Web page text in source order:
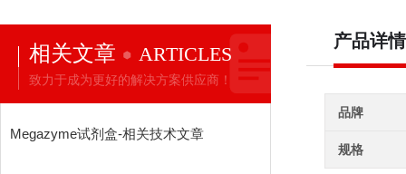
相关文章 ARTICLES
致力于成为更好的解决方案供应商！
Megazyme试剂盒-相关技术文章
产品详情
品牌
规格